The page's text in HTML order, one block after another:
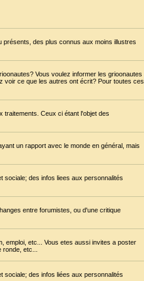
des plus connus aux moins illustres
Vous voulez informer les grioonautes
voir ce que les autres ont écrit? Pour toutes ces
traitements. Ceux ci étant l'objet des
un rapport avec le monde en général, mais
sociale; des infos liees aux personnalités
entre forumistes, ou d'une critique
emploi, etc... Vous etes aussi invites a poster
etc...
sociale; des infos liées aux personnalités